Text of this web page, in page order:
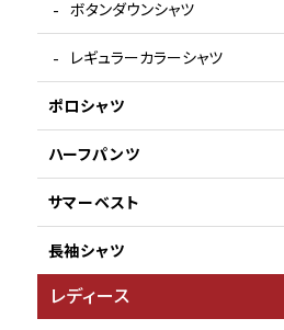
ボタンダウンシャツ
レギュラーカラーシャツ
ポロシャツ
ハーフパンツ
サマーベスト
長袖シャツ
レディース